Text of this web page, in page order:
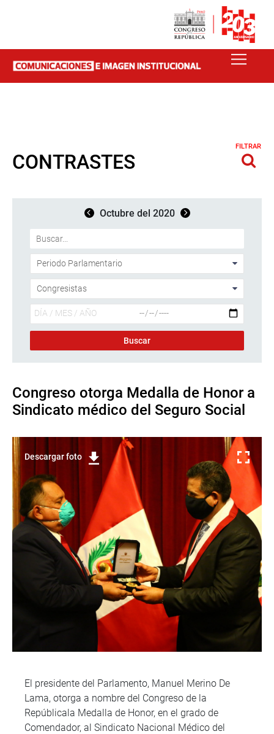
CONTRASTES
FILTRAR
Octubre del 2020
Congreso otorga Medalla de Honor a
Sindicato médico del Seguro Social
Descargar foto
El presidente del Parlamento, Manuel Merino De
Lama, otorga a nombre del Congreso de la
Repúblicala Medalla de Honor, en el grado de
Comendador, al Sindicato Nacional Médico del